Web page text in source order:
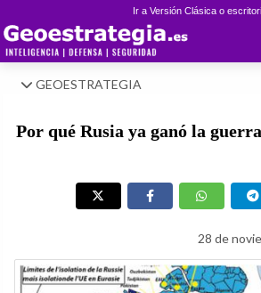
Ir a Versión Clásica o
GEOESTRATEGIA
Por qué Rusia ya ganó la guerra
28 de